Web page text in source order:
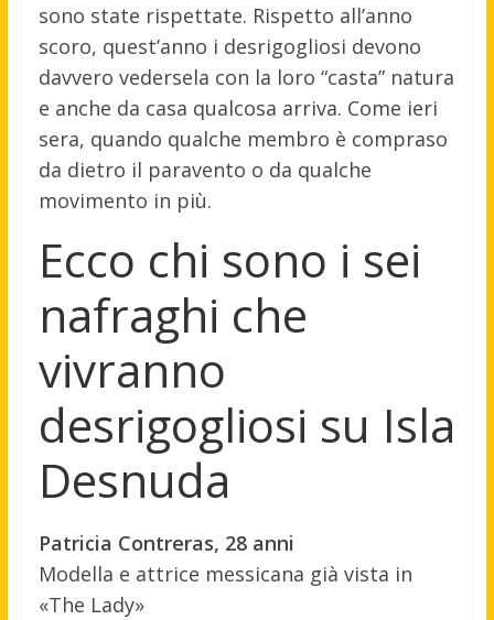
sono state rispettate. Rispetto all’anno
scoro, quest’anno i desrigogliosi devono
davvero vedersela con la loro “casta” natura
e anche da casa qualcosa arriva. Come ieri
sera, quando qualche membro è compraso
da dietro il paravento o da qualche
movimento in più.
Ecco chi sono i sei
nafraghi che
vivranno
desrigogliosi su Isla
Desnuda
Patricia Contreras, 28 anni
Modella e attrice messicana già vista in
«The Lady»